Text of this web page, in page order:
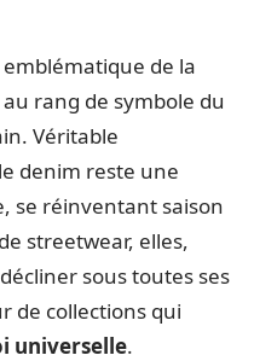
emblématique de la
rang de symbole du
Véritable
denim reste une
se réinventant saison
streetwear, elles,
sous toutes ses
de collections qui
universelle.